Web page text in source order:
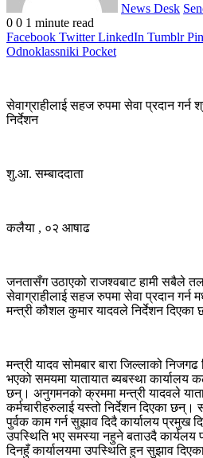
News Desk
0 0 1 minute read
Facebook Twitter LinkedIn Tumblr
Odnoklassniki Pocket
सेवाग्राहीलाई सहज रुपमा सेवा प्रदान गर्न
निर्देशन
शु.आ. सम्बाददाता
कलैया , ०२ आषाढ
जनतासँग उठाएको राजश्वबाट हामी सबैले
सेवाग्राहीलाई सहज रुपमा सेवा प्रदान गर्न
मन्त्री कौशल कुमार यादवले निर्देशन दिएका
मन्त्री यादव सोमबार बारा जिल्लाको
भएको समयमा यातायात ब्यबस्था कार्यालय
छन्। अनुगमनको क्रममा मन्त्री यादवले
कर्मचारीहरुलाई यस्तो निर्देशन दिएका छन्।
पुर्वक काम गर्न सुझाव दिदै कार्यालय प्रमुख
उपस्थिति भए समस्या नहुने बताउदै कार्यलय
दिनहुँ कार्यालयमा उपस्थिति हुन सुझाव